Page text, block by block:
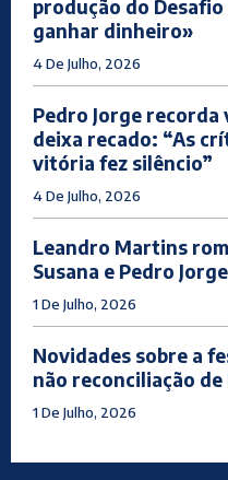
produção do
ganhar dinheiro»
4 De Julho, 2026
Pedro Jorge
deixa recado: “As
vitória fez silêncio”
4 De Julho, 2026
Leandro Martins
Susana e Pedro
1 De Julho, 2026
Novidades sobre a
não reconciliação
1 De Julho, 2026